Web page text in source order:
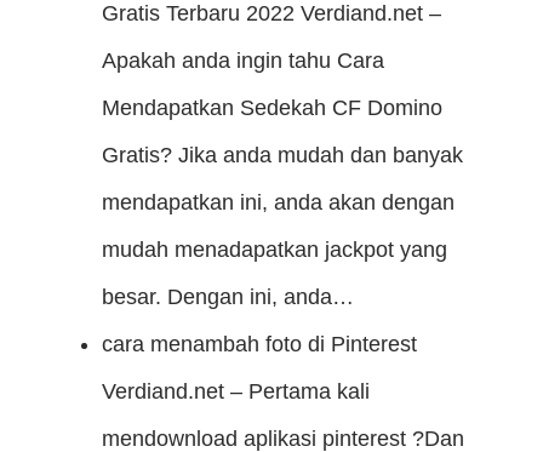
Gratis Terbaru 2022 Verdiand.net –
Apakah anda ingin tahu Cara
Mendapatkan Sedekah CF Domino
Gratis? Jika anda mudah dan banyak
mendapatkan ini, anda akan dengan
mudah menadapatkan jackpot yang
besar. Dengan ini, anda…
cara menambah foto di Pinterest
Verdiand.net – Pertama kali
mendownload aplikasi pinterest ?Dan